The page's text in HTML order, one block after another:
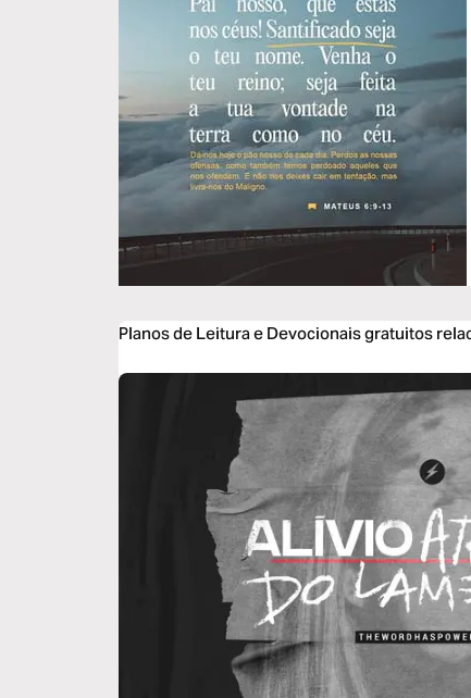
Planos de Leitura e Devocionais gratuitos